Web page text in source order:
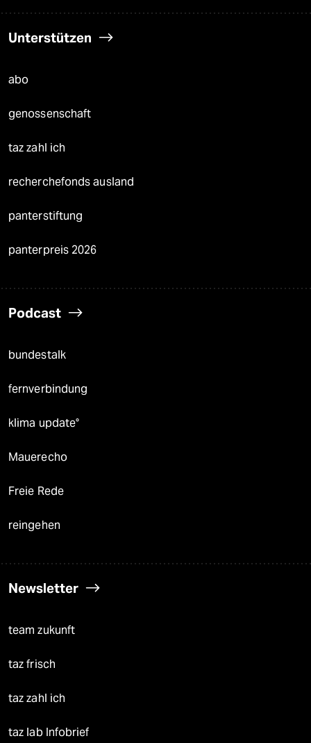
Unterstützen
abo
genossenschaft
taz zahl ich
recherchefonds ausland
panterstiftung
panterpreis 2026
Podcast
bundestalk
fernverbindung
klima update°
Mauerecho
Freie Rede
reingehen
Newsletter
team zukunft
taz frisch
taz zahl ich
taz lab Infobrief